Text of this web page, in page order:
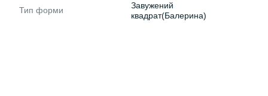
Тип форми
Завужений
квадрат(Балерина)